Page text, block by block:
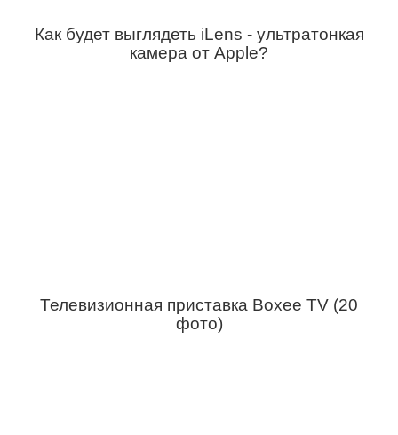
Как будет выглядеть iLens - ультратонкая
камера от Apple?
Телевизионная приставка Boxee TV (20
фото)